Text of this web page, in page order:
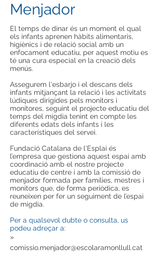
Menjador
El temps de dinar és un moment el qual
els infants aprenen hàbits alimentaris,
higiènics i de relació social amb un
enfocament educatiu, per aquest motiu es
té una cura especial en la creació dels
menús.
Assegurem l‘esbarjo i el descans dels
infants mitjançant la relació i les activitats
lúdiques dirigides pels monitors i
monitores, seguint el projecte educatiu del
temps del migdia tenint en compte les
diferents edats dels infants i les
característiques del servei.
Fundació Catalana de l'Esplai és
l’empresa que gestiona aquest espai amb
coordinació amb el nostre projecte
educatiu de centre i amb la comissió de
menjador formada per famílies, mestres i
monitors que, de forma periòdica, es
reuneixen per fer un seguiment de l’espai
de migdia.
Per a qualsevol dubte o consulta, us
podeu adreçar a:
»
comissio.menjador@escolaramonllull.cat